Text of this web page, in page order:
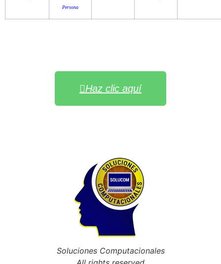
Persona
Haz clic aquí
Soluciones Computacionales